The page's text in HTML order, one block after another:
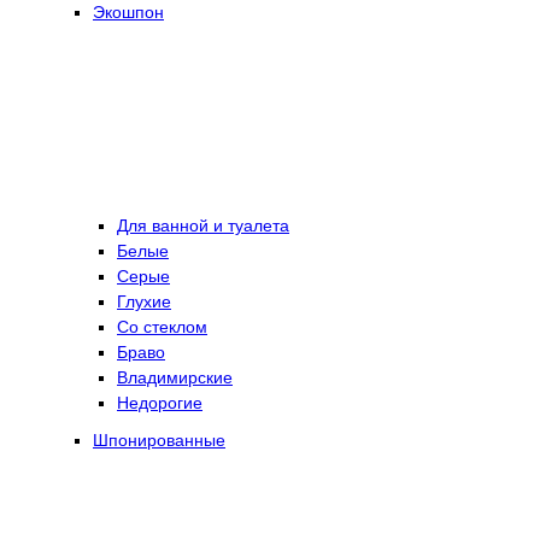
Экошпон
Для ванной и туалета
Белые
Серые
Глухие
Со стеклом
Браво
Владимирские
Недорогие
Шпонированные